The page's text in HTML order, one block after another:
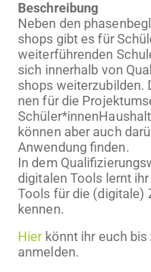
Beschrei­bung
Neben den
shops gibt es für
weit­er­führen­den
sich inner­halb von
shops weit­erzu­bilden.
nen für die
kön­nen aber auch
Anwen­dung finden.
In dem
dig­i­tal­en Tools lernt
Tools für die (dig­i­tale)
kennen.
Hierkön­nt ihr euch bis
anmelden.